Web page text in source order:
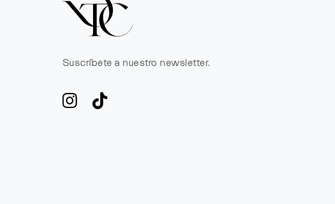
Suscríbete a nuestro newsletter.